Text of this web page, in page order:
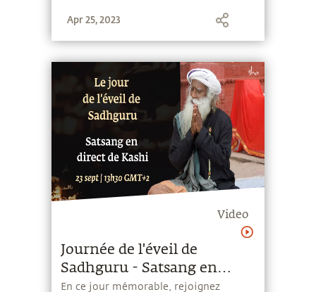
Apr 25, 2023
Video
Journée de l'éveil de
Sadhguru - Satsang en
direct de Kashi - 23
En ce jour mémorable, rejoignez